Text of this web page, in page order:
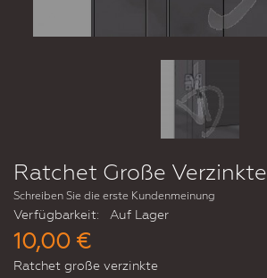
Ratchet Große Verzinkte
Schreiben Sie die erste Kundenmeinung
Verfügbarkeit: Auf Lager
10,00 €
Ratchet große verzinkte